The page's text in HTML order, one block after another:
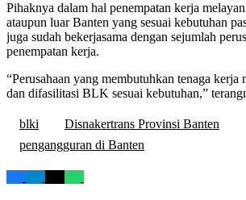
Pihaknya dalam hal penempatan kerja
ataupun luar Banten yang sesuai kebutuhan
juga sudah bekerjasama dengan sejumlah
penempatan kerja.
“Perusahaan yang membutuhkan tenaga kerja
dan difasilitasi BLK sesuai kebutuhan,”
blki
Disnakertrans Provinsi Banten
pengangguran di Banten